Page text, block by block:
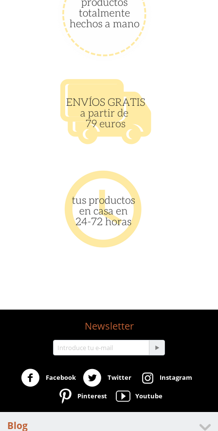
Newsletter
Facebook Twitter Instagram
Pinterest Youtube
Blog